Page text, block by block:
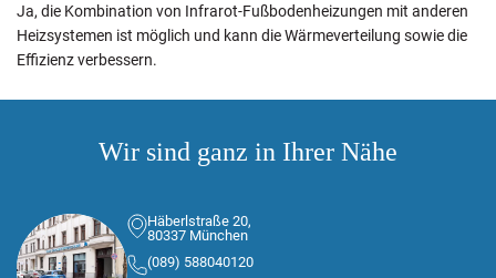
Ja, die Kombination von Infrarot-Fußbodenheizungen mit anderen
Heizsystemen ist möglich und kann die Wärmeverteilung sowie die
Effizienz verbessern.
Wir sind ganz in Ihrer Nähe
Häberlstraße 20,
80337 München
(089) 588040120